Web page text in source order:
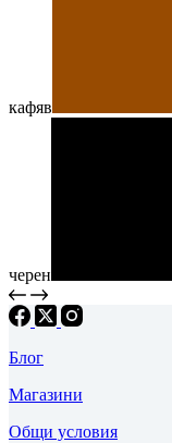
кафяв
черен
Блог
Магазини
Общи условия